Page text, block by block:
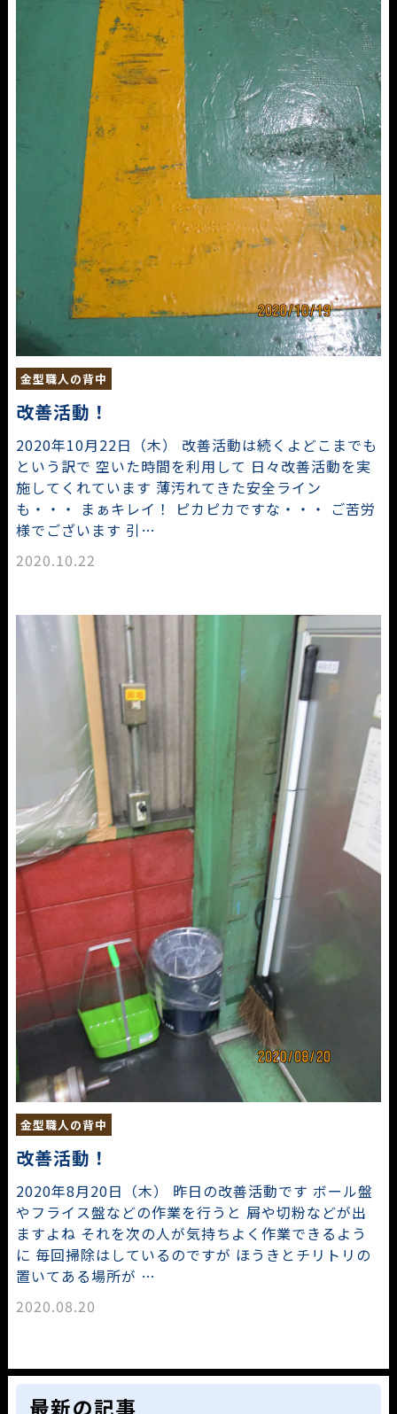
金型職人の背中
改善活動！
2020年10月22日（木） 改善活動は続くよどこまでも
という訳で 空いた時間を利用して 日々改善活動を実
施してくれています 薄汚れてきた安全ライン
も・・・ まぁキレイ！ ピカピカですな・・・ ご苦労
様でございます 引…
2020.10.22
金型職人の背中
改善活動！
2020年8月20日（木） 昨日の改善活動です ボール盤
やフライス盤などの作業を行うと 屑や切粉などが出
ますよね それを次の人が気持ちよく作業できるよう
に 毎回掃除はしているのですが ほうきとチリトリの
置いてある場所が …
2020.08.20
最新の記事